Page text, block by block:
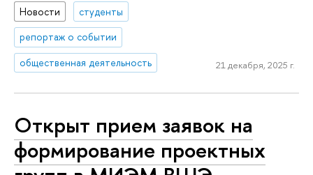
Новости
студенты
репортаж о событии
общественная деятельность
21 декабря, 2025 г.
Открыт прием заявок на
формирование проектных